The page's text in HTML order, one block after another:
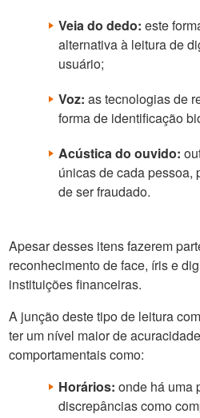
Veia do dedo: este
alternativa à leitura de
usuário;
Voz: as tecnologias de
forma de identificação
Acústica do ouvido:
únicas de cada pessoa,
de ser fraudado.
Apesar desses itens fazerem
reconhecimento de face, íris e
instituições financeiras.
A junção deste tipo de leitura
ter um nível maior de
comportamentais como:
Horários: onde há uma
discrepâncias como